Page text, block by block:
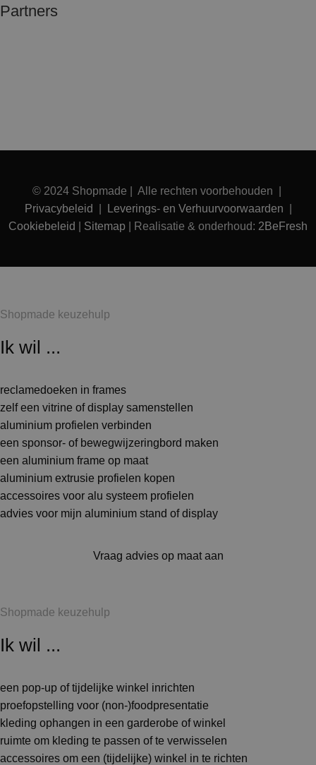
Partners
© 2024 Shopmade | Alle rechten voorbehouden |
Privacybeleid
Leverings- en Verhuurvoorwaarden
Cookiebeleid
Sitemap | Realisatie & onderhoud: 2BeFresh
Shopmade keuzehulp
Ik wil ...
reclamedoeken in frames
zelf een vitrine of display samenstellen
aluminium profielen verbinden
een sponsor- of bewegwijzeringbord maken
een aluminium frame op maat
aluminium extrusie profielen kopen
accessoires voor alu systeem profielen
advies voor mijn aluminium stand of display
Vraag advies op maat aan
Shopmade keuzehulp
Ik wil ...
een pop-up of tijdelijke winkel inrichten
proefopstelling voor (non-)foodpresentatie
kleding ophangen in een garderobe of winkel
ruimte om kleding te passen of te verwisselen
accessoires om een (tijdelijke) winkel in te richten